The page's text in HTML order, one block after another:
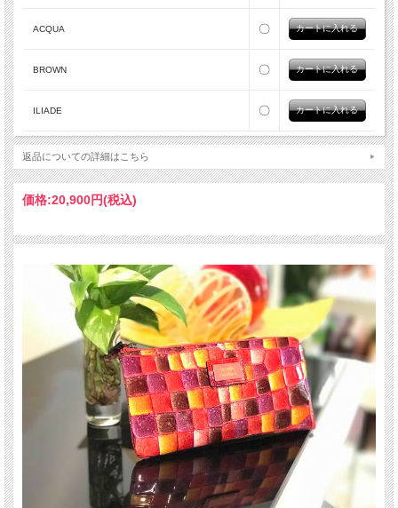
ACQUA 〇
BROWN 〇
ILIADE 〇
返品についての詳細はこちら
価格:20,900円(税込)